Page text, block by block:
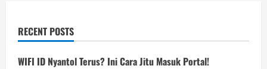
RECENT POSTS
WIFI ID Nyantol Terus? Ini Cara Jitu Masuk Portal!